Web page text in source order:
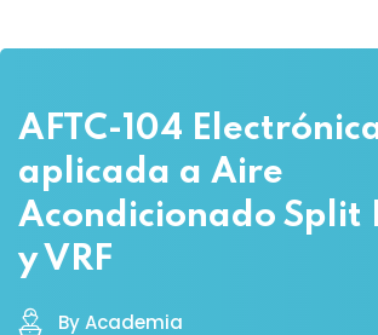
AFTC-104
aplicada a Aire
Acondicionado Split
y VRF
By Academia
Remember me